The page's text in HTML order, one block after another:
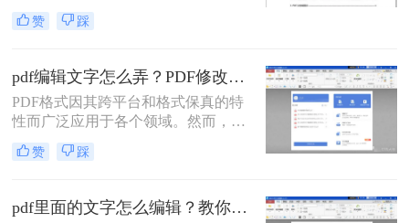
用。然而，有时我们可能需要直接修
改PDF中的文字内容，而不是将其转
格式本身并不支持直接编辑文字，但
借助一些专业的PDF编辑软件或工
具，我们仍然可以实现这一目标。那
么怎么直接修改pdf中的文字呢？本文
将为您介绍几种直接修改PDF中文字
的方法。
赞 踩
pdf编辑文字怎么弄？PDF修改的两大实用方法！
PDF格式因其跨平台和格式保真的特
性而广泛应用于各个领域。然而，许
多用户在需要编辑PDF文件中的文字
时却感到无从下手。那么pdf编辑文字
实用的PDF文字编辑方法。
赞 踩
pdf里面的文字怎么编辑？教你pdf编辑文字的三种方法！